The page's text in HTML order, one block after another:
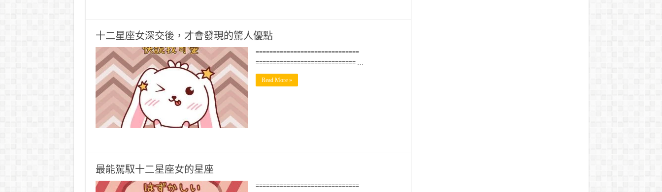
十二星座女深交後，才會發現的驚人優點
==============================
============================= …
Read More »
最能駕馭十二星座女的星座
==============================